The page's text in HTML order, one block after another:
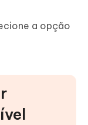
a opção